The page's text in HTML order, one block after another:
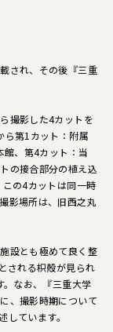
され、その後『三重
撮影した4カットを
ら第1カット：附属
館、第4カット：当
の接合部分の植え込
の4カットは同一時
影場所は、旧西之丸
設とも極めて良く整
される枳殻が見られ
なお、『三重大学
、撮影時期について
ています。